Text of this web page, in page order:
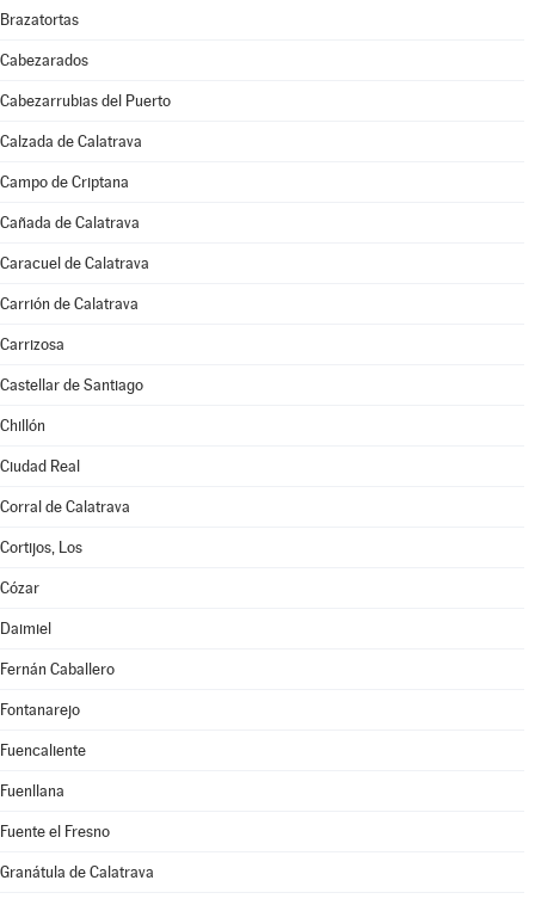
Brazatortas
Cabezarados
Cabezarrubias del Puerto
Calzada de Calatrava
Campo de Criptana
Cañada de Calatrava
Caracuel de Calatrava
Carrión de Calatrava
Carrizosa
Castellar de Santiago
Chillón
Ciudad Real
Corral de Calatrava
Cortijos, Los
Cózar
Daimiel
Fernán Caballero
Fontanarejo
Fuencaliente
Fuenllana
Fuente el Fresno
Granátula de Calatrava